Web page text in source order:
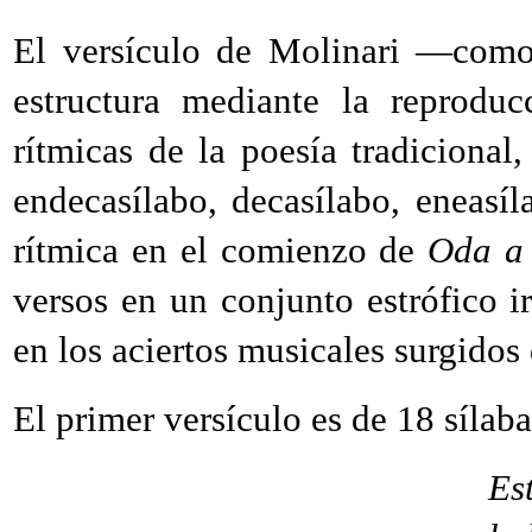
El versículo de Molinari
estructura mediante la
rítmicas de la poesía
endecasílabo, decasílabo,
rítmica en el comienzo de Oda
versos en un conjunto estrófico
en los aciertos musicales
El primer versículo es de 18